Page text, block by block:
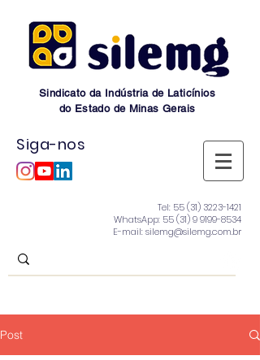
Sindicato da Indústria de Laticínios
do Estado de Minas Gerais
Siga-nos
Tel: 55 (31) 3223-1421
WhatsApp: 55 (31) 9 9199-8534
E-mail: silemg@silemg.com.br
Post